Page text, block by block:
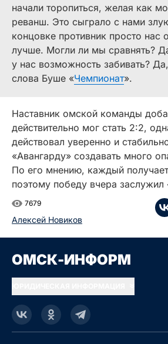
начали торопиться, желая как
реванш. Это сыграло с нами
концовке противник просто
лучше. Могли ли мы сравнять?
у нас возможность забивать?
слова Буше «Чемпионат».
Наставник омской команды
действительно мог стать 2:2,
действовал уверенно и
«Авангарду» создавать много
По его мнению, каждый
поэтому победу вчера заслужил
7679
Алексей Новиков
ОМСК-ИНФОРМ